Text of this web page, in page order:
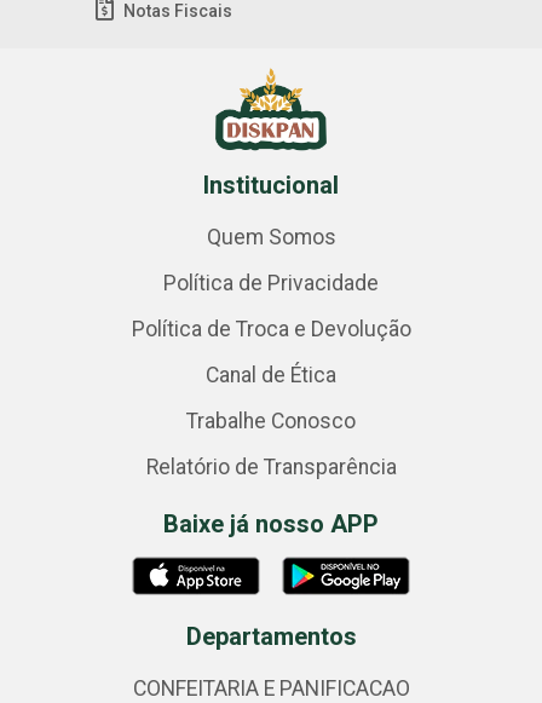
Notas Fiscais
Institucional
Quem Somos
Política de Privacidade
Política de Troca e Devolução
Canal de Ética
Trabalhe Conosco
Relatório de Transparência
Baixe já nosso APP
Departamentos
CONFEITARIA E PANIFICACAO